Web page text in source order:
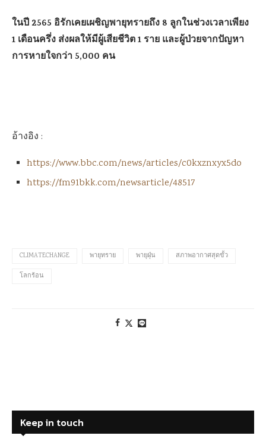
ในปี 2565 อิรักเคยเผชิญพายุทรายถึง 8 ลูกในช่วงเวลาเพียง
1 เดือนครึ่ง ส่งผลให้มีผู้เสียชีวิต 1 ราย และผู้ป่วยจากปัญหา
การหายใจกว่า 5,000 คน
อ้างอิง :
https://www.bbc.com/news/articles/c0kxznxyx5do
https://fm91bkk.com/newsarticle/48517
CLIMATECHANGE พายุทราย พายุฝุ่น สภาพอากาศสุดขั้ว
โลกร้อน
Keep in touch